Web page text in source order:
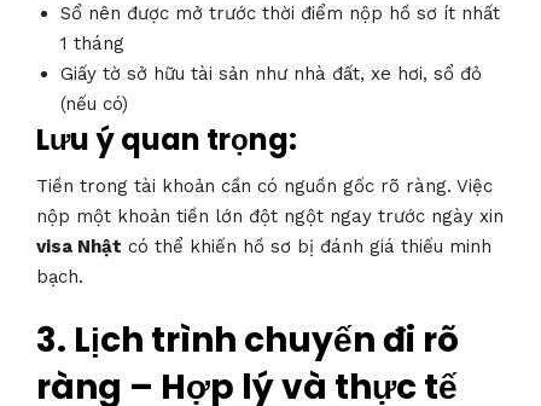
Sổ nên được mở trước thời điểm nộp hồ sơ ít nhất
1 tháng
Giấy tờ sở hữu tài sản như nhà đất, xe hơi, sổ đỏ
(nếu có)
Lưu ý quan trọng:
Tiền trong tài khoản cần có nguồn gốc rõ ràng. Việc
nộp một khoản tiền lớn đột ngột ngay trước ngày xin
visa Nhật có thể khiến hồ sơ bị đánh giá thiếu minh
bạch.
3. Lịch trình chuyến đi rõ
ràng – Hợp lý và thực tế